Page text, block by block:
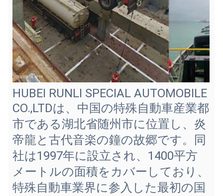
HUBEI RUNLI SPECIAL AUTOMOBILE
CO.,LTDは、中国の特殊自動車産業都
市である湖北省随州市に位置し、炎
帝龍と古代音楽の鐘の故郷です。同
社は1997年に設立され、1400平方
メートルの面積をカバーしており、
特殊自動車業界に参入した最初の国